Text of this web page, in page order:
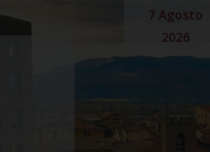
7 Agosto
2026